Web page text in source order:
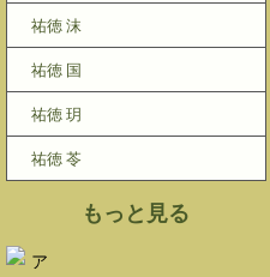
祐徳 沫
祐徳 国
祐徳 玥
祐徳 苓
もっと見る